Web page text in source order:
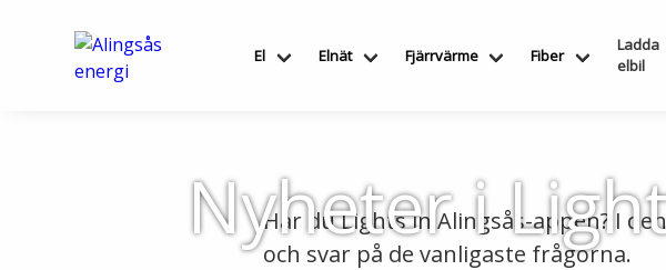
innehållet
El Elnät Fjärrvärme Fiber
Ladda
elbil
Nyheter i
Har du Lights in Alingsås-appen? I
och svar på de vanligaste frågorna.